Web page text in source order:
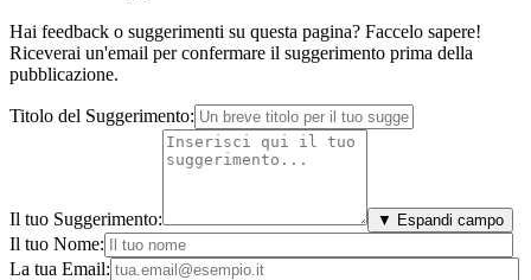
Hai feedback o suggerimenti su questa pagina? Faccelo sapere!
Riceverai un'email per confermare il suggerimento prima della
pubblicazione.
Titolo del Suggerimento:
Il tuo Suggerimento: ▼ Espandi campo
Il tuo Nome:
La tua Email: